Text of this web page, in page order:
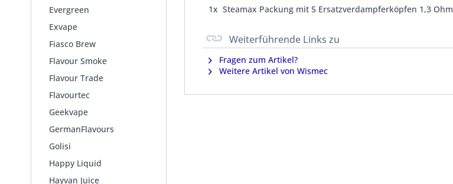
Evergreen
Exvape
Fiasco Brew
Flavour Smoke
Flavour Trade
Flavourtec
Geekvape
GermanFlavours
Golisi
Happy Liquid
Hayvan Juice
1x Steamax Packung mit 5 Ersatzverdampferköpfen 1,3 Ohm
Weiterführende Links zu
Fragen zum Artikel?
Weitere Artikel von Wismec